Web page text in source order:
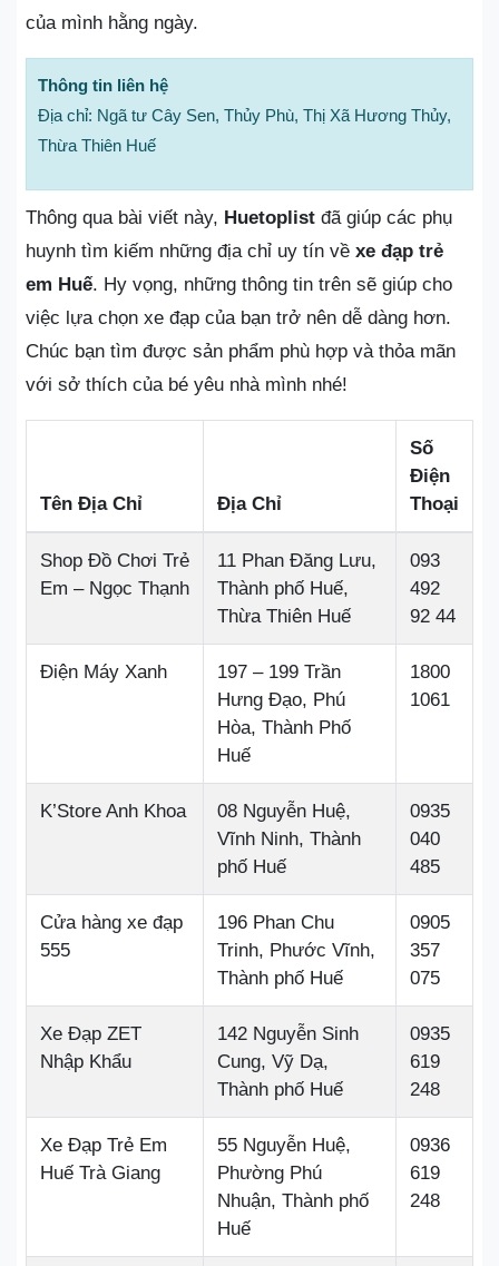
của mình hằng ngày.
Thông tin liên hệ
Địa chỉ: Ngã tư Cây Sen, Thủy Phù, Thị Xã Hương Thủy,
Thừa Thiên Huế
Thông qua bài viết này, Huetoplist đã giúp các phụ
huynh tìm kiếm những địa chỉ uy tín về xe đạp trẻ
em Huế. Hy vọng, những thông tin trên sẽ giúp cho
việc lựa chọn xe đạp của bạn trở nên dễ dàng hơn.
Chúc bạn tìm được sản phẩm phù hợp và thỏa mãn
với sở thích của bé yêu nhà mình nhé!
Tên Địa Chỉ Địa Chỉ
Số
Điện
Thoại
Shop Đồ Chơi Trẻ
Em – Ngọc Thạnh
11 Phan Đăng Lưu,
Thành phố Huế,
Thừa Thiên Huế
093
492
92 44
Điện Máy Xanh
197 – 199 Trần
Hưng Đạo, Phú
Hòa, Thành Phố
Huế
1800
1061
K’Store Anh Khoa
08 Nguyễn Huệ,
Vĩnh Ninh, Thành
phố Huế
0935
040
485
Cửa hàng xe đạp
555
196 Phan Chu
Trinh, Phước Vĩnh,
Thành phố Huế
0905
357
075
Xe Đạp ZET
Nhập Khẩu
142 Nguyễn Sinh
Cung, Vỹ Dạ,
Thành phố Huế
0935
619
248
Xe Đạp Trẻ Em
Huế Trà Giang
55 Nguyễn Huệ,
Phường Phú
Nhuận, Thành phố
Huế
0936
619
248